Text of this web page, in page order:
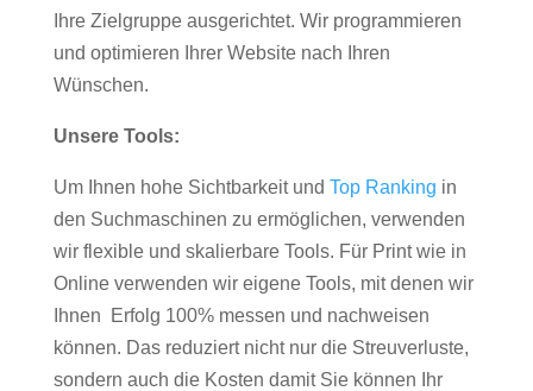
Ihre Zielgruppe ausgerichtet. Wir programmieren
und optimieren Ihrer Website nach Ihren
Wünschen.
Unsere Tools:
Um Ihnen hohe Sichtbarkeit und Top Ranking in
den Suchmaschinen zu ermöglichen, verwenden
wir flexible und skalierbare Tools. Für Print wie in
Online verwenden wir eigene Tools, mit denen wir
Ihnen Erfolg 100% messen und nachweisen
können. Das reduziert nicht nur die Streuverluste,
sondern auch die Kosten damit Sie können Ihr